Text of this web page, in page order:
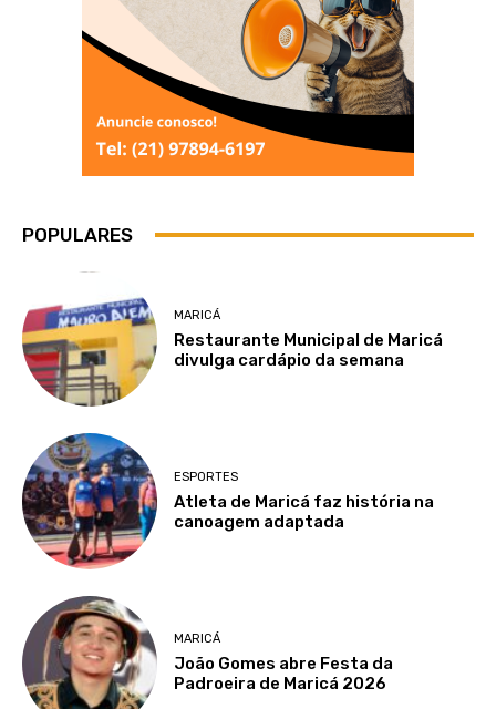
POPULARES
MARICÁ
Restaurante Municipal de Maricá
divulga cardápio da semana
ESPORTES
Atleta de Maricá faz história na
canoagem adaptada
MARICÁ
João Gomes abre Festa da
Padroeira de Maricá 2026